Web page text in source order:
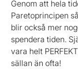
Genom att hela
Paretoprincipen
blir också mer
spendera tiden.
vara helt
sällan än ofta!